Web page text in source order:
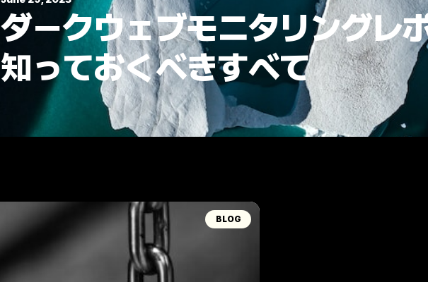
ダークウェブモニタリングレ
知っておくべきすべて
BLOG